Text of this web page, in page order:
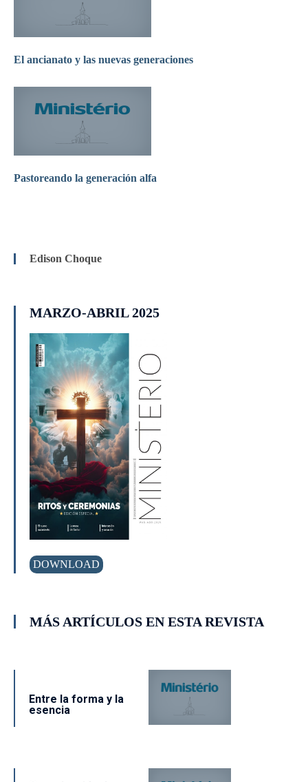
El ancianato y las nuevas generaciones
Pastoreando la generación alfa
Edison Choque
MARZO-ABRIL 2025
DOWNLOAD
MÁS ARTÍCULOS EN ESTA REVISTA
Entre la forma y la
esencia